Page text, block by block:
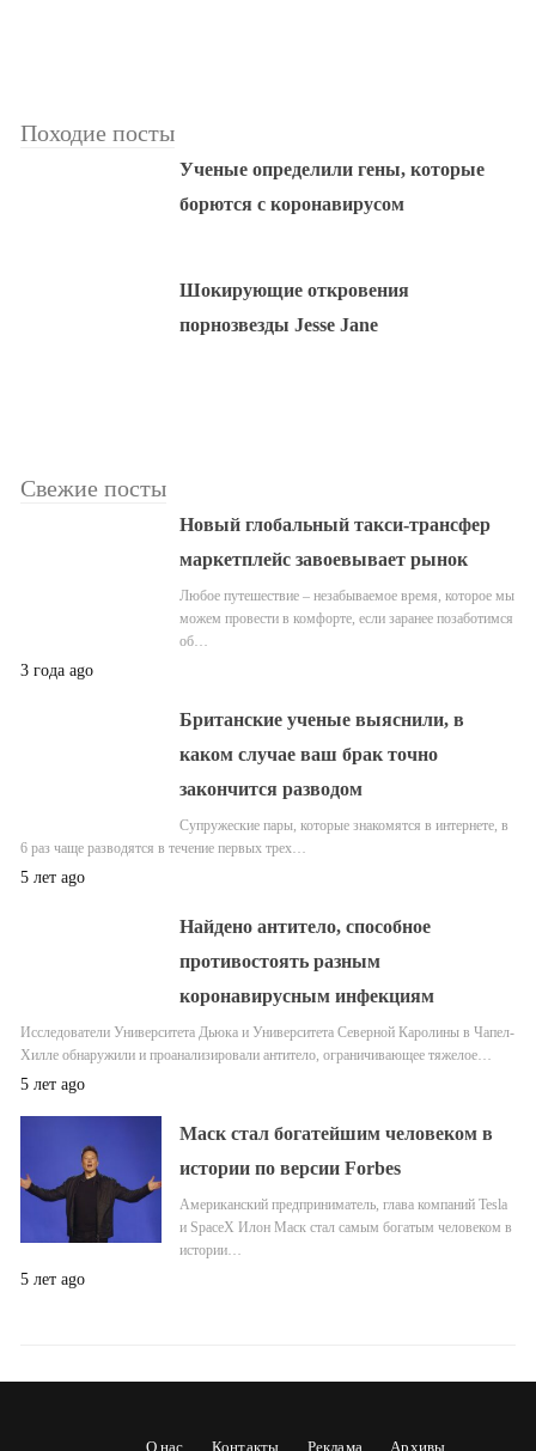
Походие посты
Ученые определили гены, которые
борются с коронавирусом
Шокирующие откровения
порнозвезды Jesse Jane
Свежие посты
Новый глобальный такси-трансфер
маркетплейс завоевывает рынок
Любое путешествие – незабываемое время, которое мы
можем провести в комфорте, если заранее позаботимся
об…
3 года ago
Британские ученые выяснили, в
каком случае ваш брак точно
закончится разводом
Супружеские пары, которые знакомятся в интернете, в
6 раз чаще разводятся в течение первых трех…
5 лет ago
Найдено антитело, способное
противостоять разным
коронавирусным инфекциям
Исследователи Университета Дьюка и Университета Северной Каролины в Чапел-
Хилле обнаружили и проанализировали антитело, ограничивающее тяжелое…
5 лет ago
Маск стал богатейшим человеком в
истории по версии Forbes
Американский предприниматель, глава компаний Tesla
и SpaceX Илон Маск стал самым богатым человеком в
истории…
5 лет ago
О нас Контакты Реклама Архивы